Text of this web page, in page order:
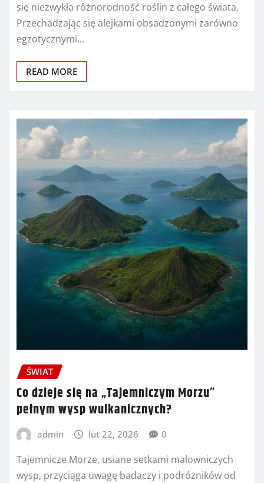
się niezwykła różnorodność roślin z całego świata.
Przechadzając się alejkami obsadzonymi zarówno
egzotycznymi…
READ MORE
ŚWIAT
Co dzieje się na „Tajemniczym Morzu”
pełnym wysp wulkanicznych?
admin lut 22, 2026 0
Tajemnicze Morze, usiane setkami malowniczych
wysp, przyciąga uwagę badaczy i podróżników od